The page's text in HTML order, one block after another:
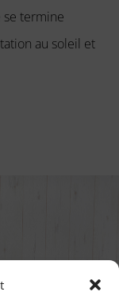
termine
au soleil et